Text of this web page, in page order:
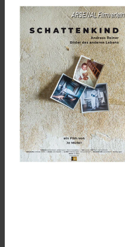
ARSENAL Filmverleih